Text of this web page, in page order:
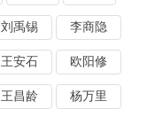
刘禹锡 李商隐
王安石 欧阳修
王昌龄 杨万里